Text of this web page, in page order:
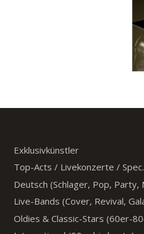
Exklusivkünstler
Top-Acts / Livekonzerte /
Deutsch (Schlager, Pop, Party,
Live-Bands (Cover, Revival,
Oldies & Classic-Stars (60er-